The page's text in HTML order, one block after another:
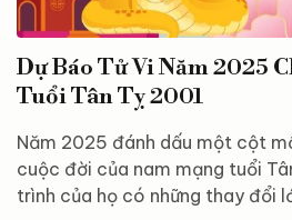
Dự Báo Tử Vi Năm 2025
Tuổi Tân Tỵ 2001
Năm 2025 đánh dấu một cột
cuộc đời của nam mạng tuổi
trình của họ có những thay đổi